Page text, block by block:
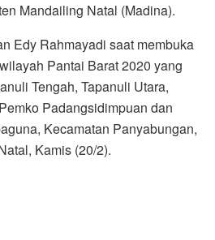
Mandailing Natal (Madina).
Edy Rahmayadi saat membuka
Pantai Barat 2020 yang
Tengah, Tapanuli Utara,
Padangsidimpuan dan
Kecamatan Panyabungan,
Kamis (20/2).